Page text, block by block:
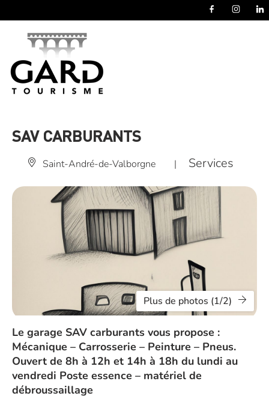
SAV CARBURANTS
Saint-André-de-Valborgne | Services
Plus de photos (1/2)
Le garage SAV carburants vous propose :
Mécanique – Carrosserie – Peinture – Pneus.
Ouvert de 8h à 12h et 14h à 18h du lundi au
vendredi Poste essence – matériel de
débroussaillage